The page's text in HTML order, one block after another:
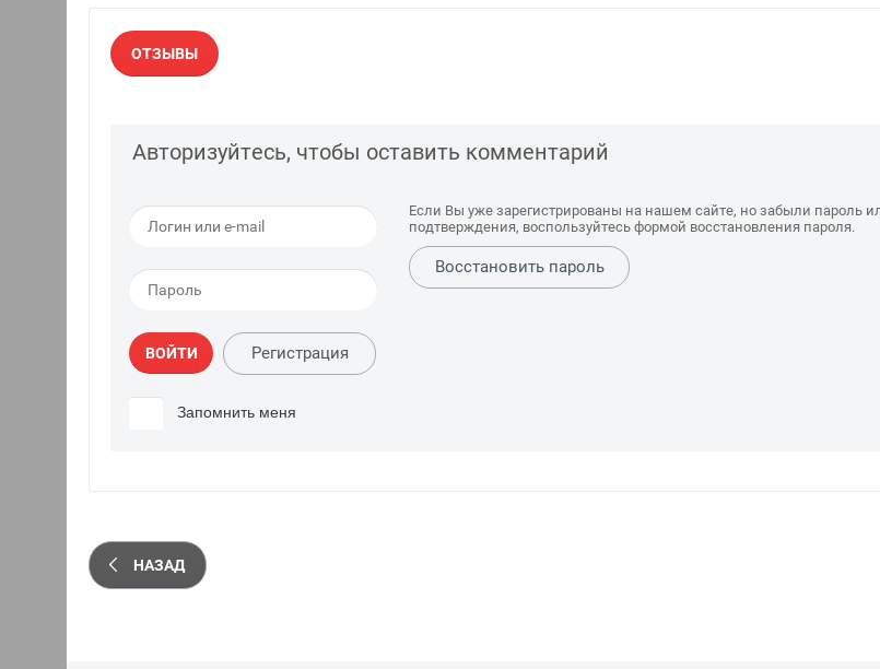
ОТЗЫВЫ
Авторизуйтесь, чтобы оставить комментарий
ВОЙТИ Регистрация
Запомнить меня
Если Вы уже зарегистрированы на нашем сайте, но забыли пароль
подтверждения, воспользуйтесь формой восстановления пароля.
Восстановить пароль
НАЗАД